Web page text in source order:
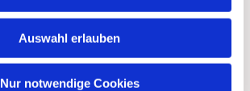
Auswahl erlauben
Nur notwendige Cookies